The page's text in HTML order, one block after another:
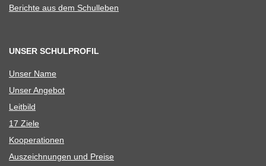
Berichte aus dem Schulleben
UNSER SCHULPROFIL
Unser Name
Unser Ange­bot
Leit­bild
17 Ziele
Koope­ra­tio­nen
Aus­zeich­nun­gen und Preise